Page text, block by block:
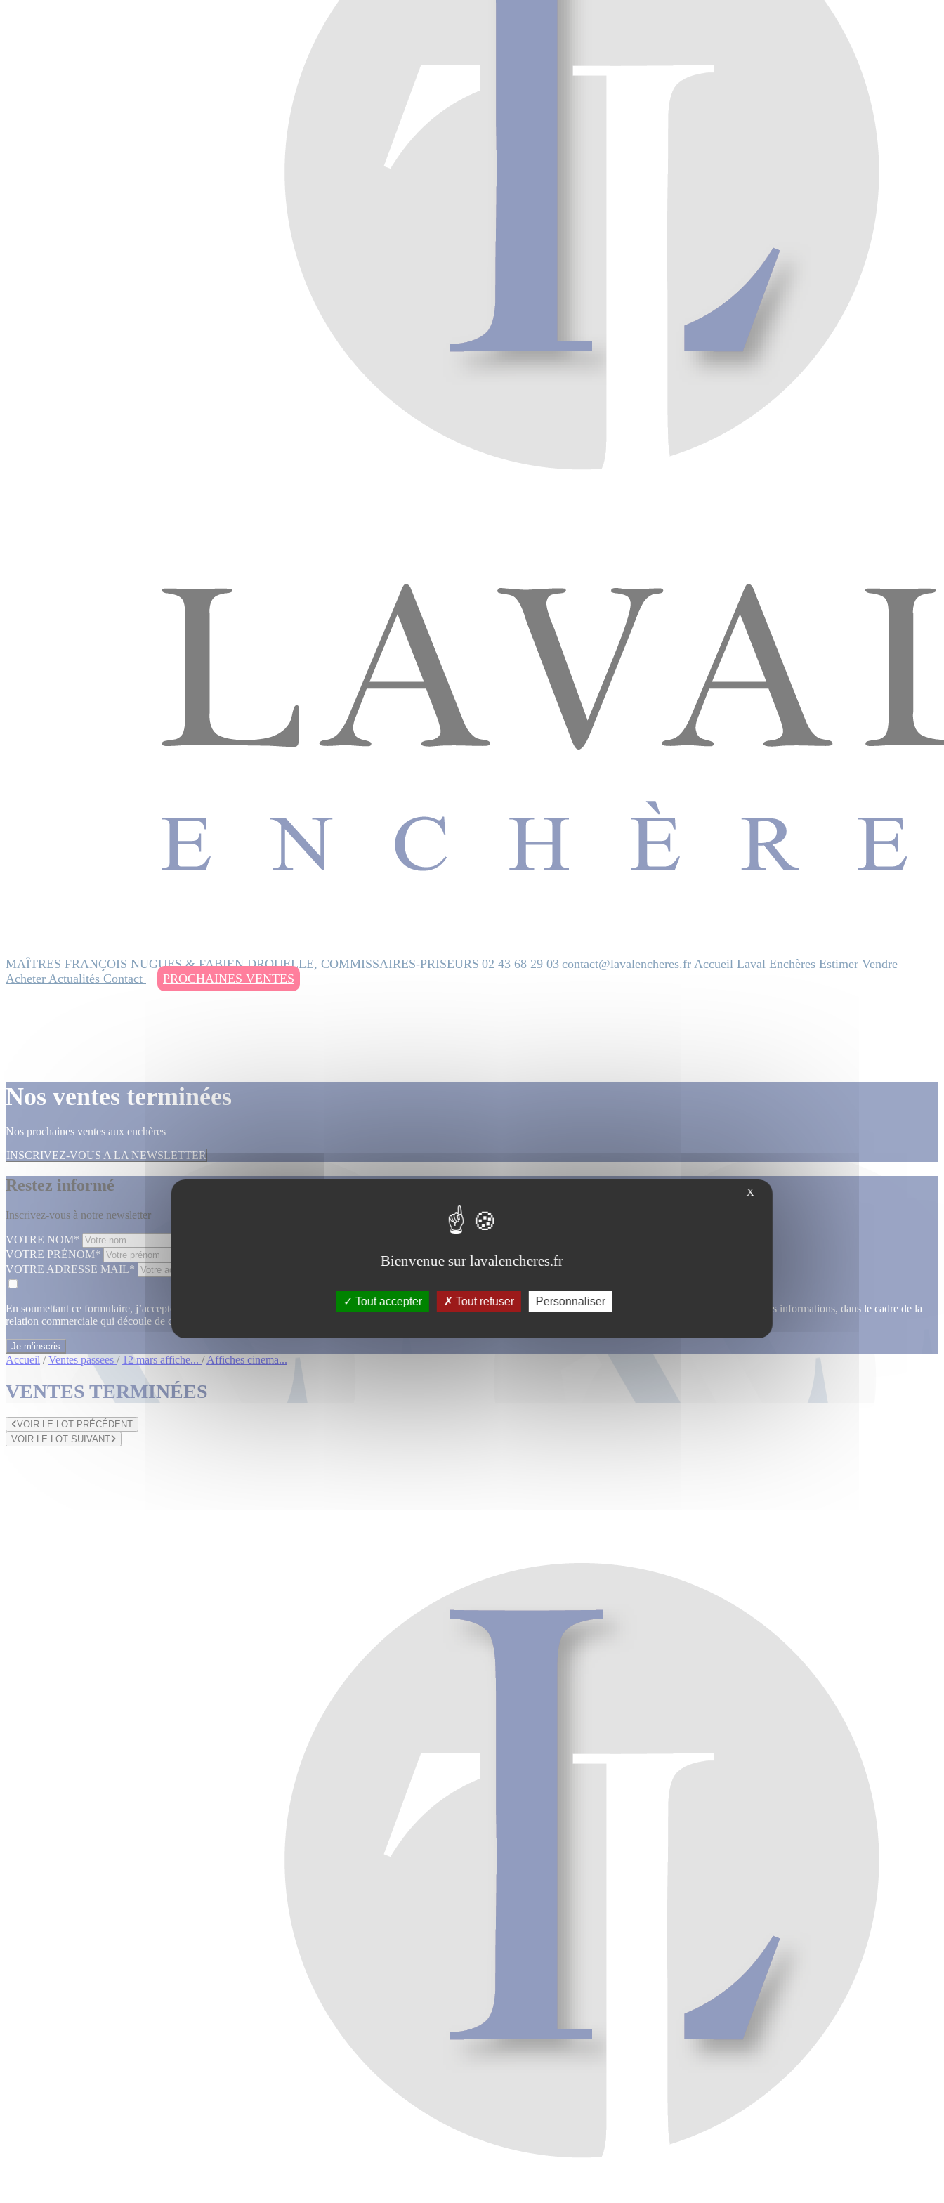
MAÎTRES FRANÇOIS NUGUES & FABIEN DROUELLE, COMMISSAIRES-PRISEURS 02 43 68 29 03 contact@lavalencheres.fr Accueil Laval Enchères Estimer Vendre
Acheter Actualités Contact PROCHAINES VENTES
Nos ventes terminées
Nos prochaines ventes aux enchères
INSCRIVEZ-VOUS A LA NEWSLETTER
Restez informé
Inscrivez-vous à notre newsletter
VOTRE NOM*
VOTRE PRÉNOM*
VOTRE ADRESSE MAIL*
En soumettant ce formulaire, j’accepte que les informations saisies dans ce formulaire soient utilisées, exploitées, traitées pour permettre de me recontacter, pour m’envoyer des informations, dans le cadre de la
relation commerciale qui découle de cette demande.
Accueil / Ventes passees / 12 mars affiche... / Affiches cinema...
VENTES TERMINÉES
VOIR LE LOT PRÉCÉDENT
VOIR LE LOT SUIVANT
X
Bienvenue sur lavalencheres.fr
Tout accepter Tout refuser Personnaliser